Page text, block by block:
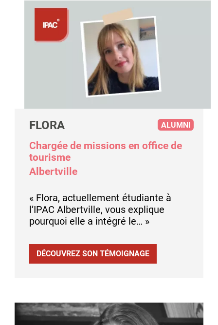
FLORA
Chargée de missions en office de
tourisme
Albertville
« Flora, actuellement étudiante à
l’IPAC Albertville, vous explique
pourquoi elle a intégré le… »
ALUMNI
DÉCOUVREZ SON TÉMOIGNAGE